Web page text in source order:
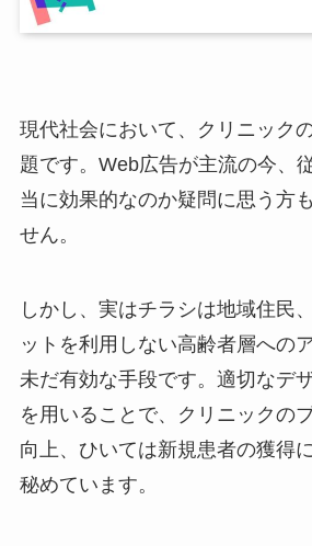
現代社会において、クリニック
題です。Web広告が主流の今、
当に効果的なのか疑問に思う方
せん。
しかし、実はチラシは地域住民
ットを利用しない高齢者層への
未だ有効な手段です。適切なデ
を用いることで、クリニックの
向上、ひいては新規患者の獲得
秘めています。